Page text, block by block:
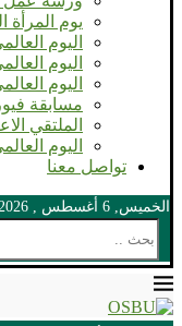
يوم المرأة
اليوم
اليوم
اليوم العالمي
مسابقة
الملتقي
اليوم العالمى
تواصل معنا
الخميس, 6 أغسطس , 2026